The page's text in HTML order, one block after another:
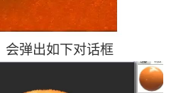
会弹出如下对话框